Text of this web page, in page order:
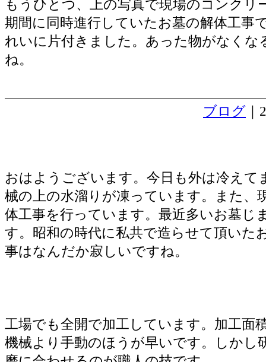
もうひとつ、上の写真で現場のコンクリ
期間に同時進行していたお墓の解体工事
れいに片付きました。あった物がなくな
ね。
ブログ
おはようございます。今日も外は冷えて
械の上の水溜りが凍っています。また、
体工事を行っています。最近多いお墓じ
す。昭和の時代に私共で造らせて頂いた
事はなんだか寂しいですね。
工場でも全開で加工しています。加工面
機械より手動のほうが早いです。しかし